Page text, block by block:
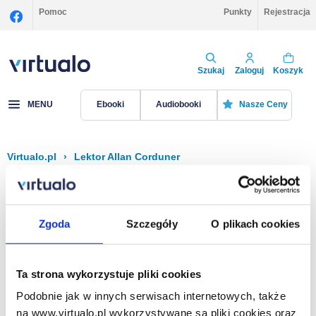
Zgoda Szczegóły O plikach cookies
Ta strona wykorzystuje pliki cookies
Podobnie jak w innych serwisach internetowych, także
na www.virtualo.pl wykorzystywane są pliki cookies oraz
Pomoc Punkty Rejestracja
Szukaj Zaloguj Koszyk
MENU Ebooki Audiobooki Nasze Ceny
Virtualo.pl › Lektor Allan Corduner
Filtruj Sortuj
Na stronie